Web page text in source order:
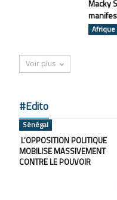
Macky
Afrique
Voir plus
#Edito
Sénégal
L’OPPOSITION POLITIQUE
MOBILISE MASSIVEMENT
CONTRE LE POUVOIR